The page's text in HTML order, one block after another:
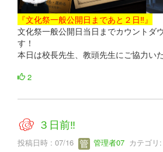
『文化祭一般公開日まであと２日‼』
文化祭一般公開日当日までカウントダ
す！
本日は校長先生、教頭先生にご協力い
2
３日前‼
投稿日時 : 07/16 管理者07 カテゴリ: